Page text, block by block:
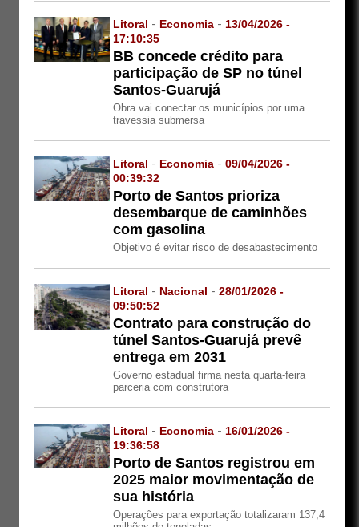
Litoral - Economia - 13/04/2026 -
17:10:35
BB concede crédito para
participação de SP no túnel
Santos-Guarujá
Obra vai conectar os municípios por uma
travessia submersa
Litoral - Economia -09/04/2026 -
00:39:32
Porto de Santos prioriza
desembarque de caminhões
com gasolina
Objetivo é evitar risco de desabastecimento
Litoral - Nacional -28/01/2026 -
09:50:52
Contrato para construção do
túnel Santos-Guarujá prevê
entrega em 2031
Governo estadual firma nesta quarta-feira
parceria com construtora
Litoral - Economia - 16/01/2026 -
19:36:58
Porto de Santos registrou em
2025 maior movimentação de
sua história
Operações para exportação totalizaram 137,4